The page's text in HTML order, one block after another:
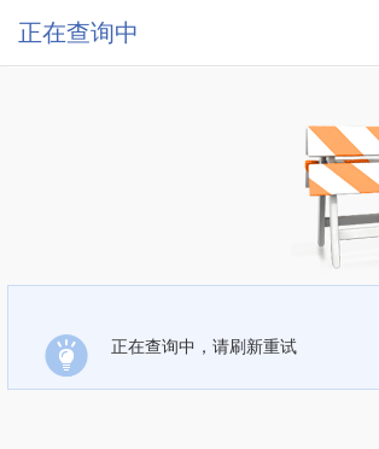
正在查询中
正在查询中，请刷新重试